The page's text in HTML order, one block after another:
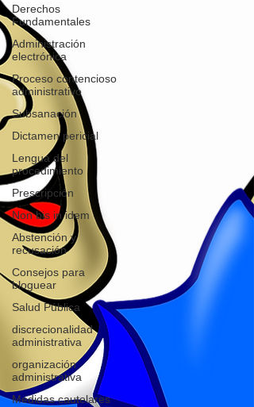
Derechos
Fundamentales
Administración
electrónica
Proceso contencioso
administrativo
Subsanación
Dictamen pericial
Lengua del
procedimiento
Prescripción
Non bis in idem
Abstención y
recusación
Consejos para
bloguear
Salud Pública
discrecionalidad
administrativa
organización
administrativa
Medidas cautelares